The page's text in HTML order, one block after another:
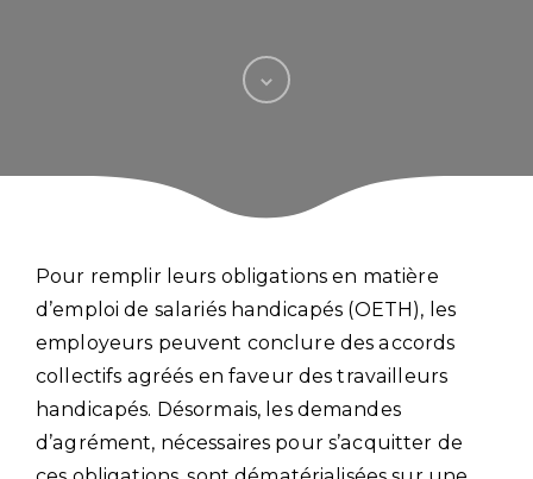
Pour remplir leurs obligations en matière
d’emploi de salariés handicapés (OETH), les
employeurs peuvent conclure des accords
collectifs agréés en faveur des travailleurs
handicapés. Désormais, les demandes
d’agrément, nécessaires pour s’acquitter de